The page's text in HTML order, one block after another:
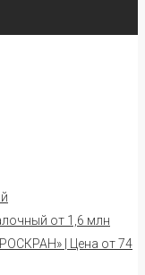
от 1,6 млн
| Цена от 74